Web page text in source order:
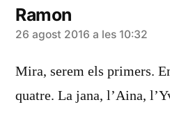
Ramon
diu:
26 agost 2016 a les 10:32
Mira, serem els primers.
quatre. La jana, l’Aina,